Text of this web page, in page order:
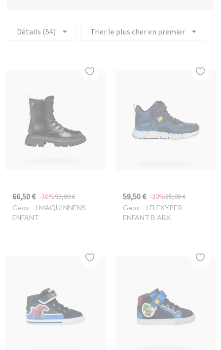
Détails (54) Trier le plus cher en premier
66,50 € 95,00 €
-30%
Geox- J MAQUINNENS
ENFANT
59,50 € 85,00 €
-30%
Geox- J FLEXYPER
ENFANT B ABX